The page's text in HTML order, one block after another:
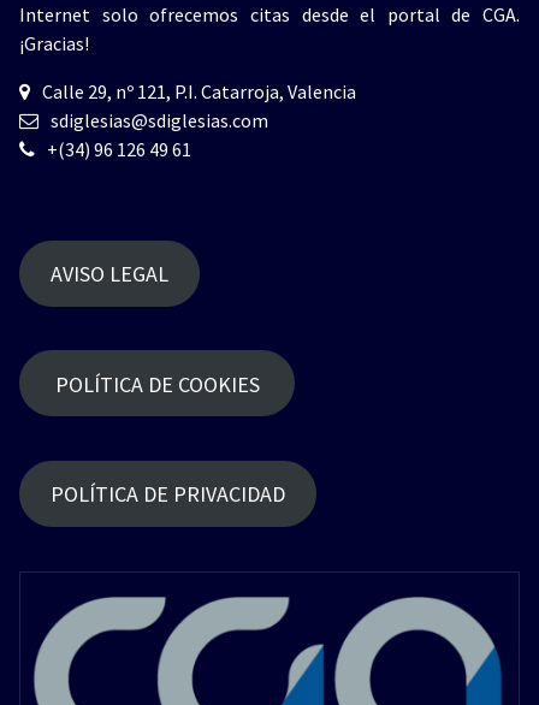
Internet solo ofrecemos citas desde el portal de CGA.
¡Gracias!
Calle 29, nº 121, P.I. Catarroja, Valencia
sdiglesias@sdiglesias.com
+(34) 96 126 49 61
AVISO LEGAL
POLÍTICA DE COOKIES
POLÍTICA DE PRIVACIDAD